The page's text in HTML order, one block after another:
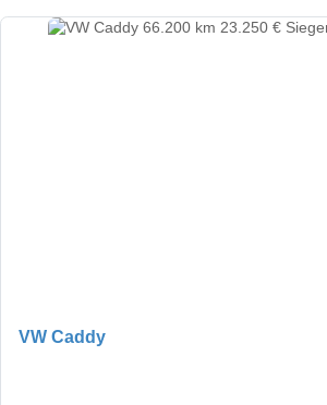
VW Caddy